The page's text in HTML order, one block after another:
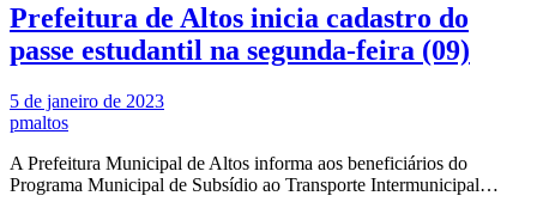
Prefeitura de Altos inicia cadastro do
passe estudantil na segunda-feira (09)
5 de janeiro de 2023
pmaltos
A Prefeitura Municipal de Altos informa aos beneficiários do
Programa Municipal de Subsídio ao Transporte Intermunicipal…